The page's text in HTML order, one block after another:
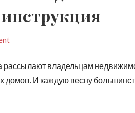
рассылают владельцам
домов. И каждую весну